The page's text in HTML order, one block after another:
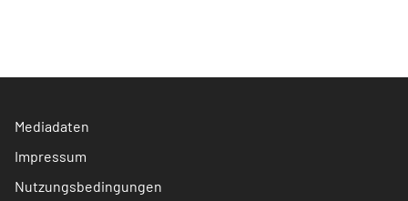
Mediadaten
Impressum
Nutzungsbedingungen